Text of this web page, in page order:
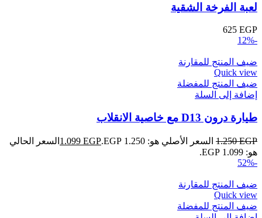
لعبة الفرخة الشقية
625 EGP
-12%
ضيف المنتج للمقارنة
Quick view
ضيف المنتج للمفضلة
إضافة إلى السلة
طيارة درون D13 مع خاصية الانقلاب
1.250EGP السعر الأصلي هو: 1.250 EGP. 1.099 EGP
السعر الحالي
هو: 1.099 EGP.
-52%
ضيف المنتج للمقارنة
Quick view
ضيف المنتج للمفضلة